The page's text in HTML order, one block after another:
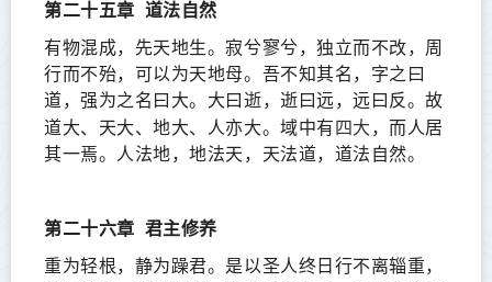
第二十五章 道法自然
有物混成，先天地生。寂兮寥兮，独立而不改，周
行而不殆，可以为天地母。吾不知其名，字之曰
道，强为之名曰大。大曰逝，逝曰远，远曰反。故
道大、天大、地大、人亦大。域中有四大 ，而人居
其一焉。人法地，地法天，天法道，道法自然。
第二十六章 君主修养
重为轻根，静为躁君。是以圣人终日行不离辎重，